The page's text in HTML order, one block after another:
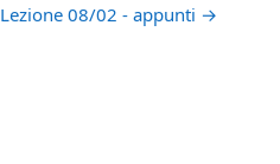
Lezione 08/02 - appunti →